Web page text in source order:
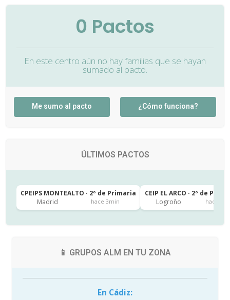
0 Pactos
En este centro aún no hay familias que se hayan
sumado al pacto.
Me sumo al pacto ¿Cómo funciona?
ÚLTIMOS PACTOS
CPEIPS MONTEALTO · 2º de Primaria
Madrid
hace 3min
CEIP EL ARCO · 2º de
Logroño
hace 4h
📱 GRUPOS ALM EN TU ZONA
En Cádiz: